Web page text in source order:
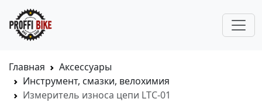
Главная
Аксессуары
Инструмент, смазки, велохимия
Измеритель износа цепи LTC-01